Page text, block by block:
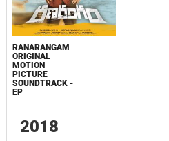
RANARANGAM
ORIGINAL
MOTION
PICTURE
SOUNDTRACK -
EP
2018